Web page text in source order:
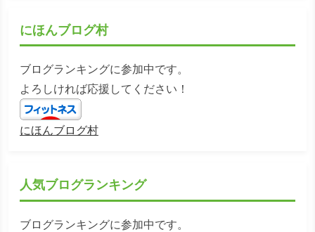
にほんブログ村
ブログランキングに参加中です。
よろしければ応援してください！
にほんブログ村
人気ブログランキング
ブログランキングに参加中です。